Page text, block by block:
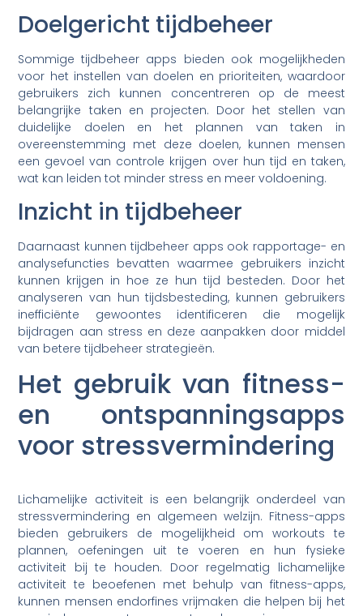
Doelgericht tijdbeheer
Sommige tijdbeheer apps bieden ook mogelijkheden
voor het instellen van doelen en prioriteiten, waardoor
gebruikers zich kunnen concentreren op de meest
belangrijke taken en projecten. Door het stellen van
duidelijke doelen en het plannen van taken in
overeenstemming met deze doelen, kunnen mensen
een gevoel van controle krijgen over hun tijd en taken,
wat kan leiden tot minder stress en meer voldoening.
Inzicht in tijdbeheer
Daarnaast kunnen tijdbeheer apps ook rapportage- en
analysefuncties bevatten waarmee gebruikers inzicht
kunnen krijgen in hoe ze hun tijd besteden. Door het
analyseren van hun tijdsbesteding, kunnen gebruikers
inefficiënte gewoontes identificeren die mogelijk
bijdragen aan stress en deze aanpakken door middel
van betere tijdbeheer strategieën.
Het gebruik van fitness-
en ontspanningsapps
voor stressvermindering
Lichamelijke activiteit is een belangrijk onderdeel van
stressvermindering en algemeen welzijn. Fitness-apps
bieden gebruikers de mogelijkheid om workouts te
plannen, oefeningen uit te voeren en hun fysieke
activiteit bij te houden. Door regelmatig lichamelijke
activiteit te beoefenen met behulp van fitness-apps,
kunnen mensen endorfines vrijmaken die helpen bij het